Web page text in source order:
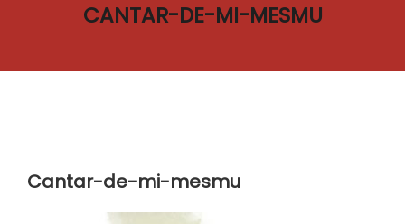
CANTAR-DE-MI-MESMU
Cantar-de-mi-mesmu